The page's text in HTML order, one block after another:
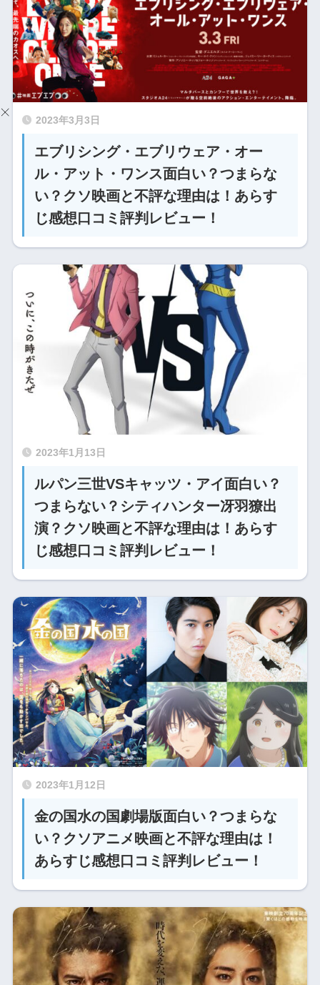
2023年3月3日
エブリシング・エブリウェア・オー
ル・アット・ワンス面白い？つまらな
い？クソ映画と不評な理由は！あらす
じ感想口コミ評判レビュー！
2023年1月13日
ルパン三世VSキャッツ・アイ面白い？
つまらない？シティハンター冴羽獠出
演？クソ映画と不評な理由は！あらす
じ感想口コミ評判レビュー！
2023年1月12日
金の国水の国劇場版面白い？つまらな
い？クソアニメ映画と不評な理由は！
あらすじ感想口コミ評判レビュー！